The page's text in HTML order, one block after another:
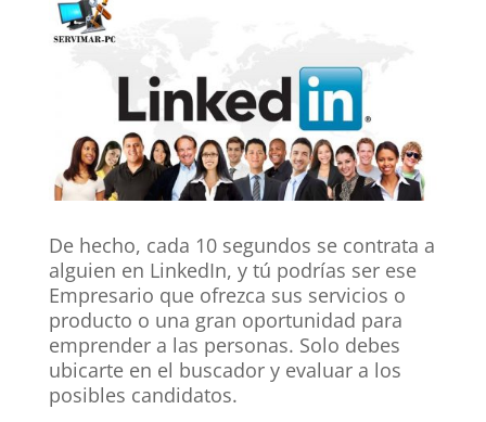
De hecho, cada 10 segundos se contrata a
alguien en LinkedIn, y tú podrías ser ese
Empresario que ofrezca sus servicios o
producto o una gran oportunidad para
emprender a las personas. Solo debes
ubicarte en el buscador y evaluar a los
posibles candidatos.